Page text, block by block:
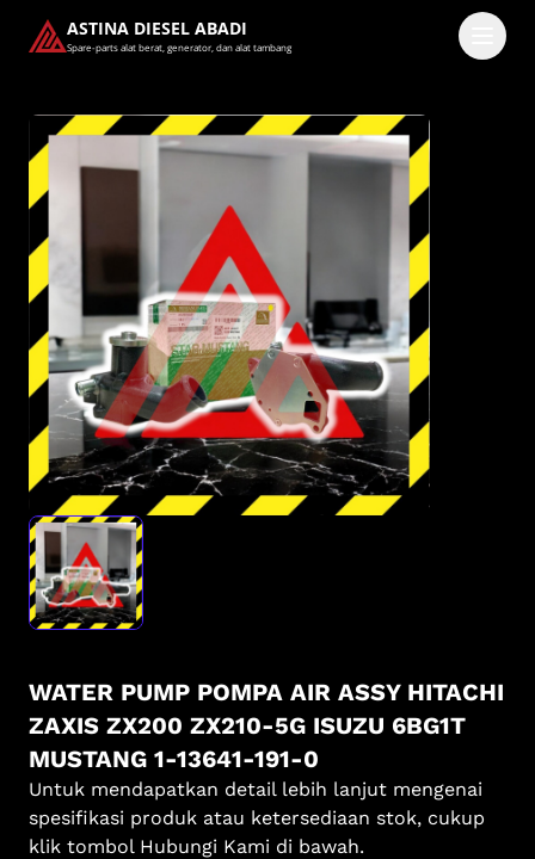
ASTINA DIESEL ABADI
Spare-parts alat berat, generator, dan alat tambang
Masuk
Lanjutkan dengan Google
Dengan melanjutkan, kamu telah membaca dan setuju
denganKetentuan LayanandanKebijakan Privasi kami.
WATER PUMP POMPA AIR ASSY HITACHI
ZAXIS ZX200 ZX210-5G ISUZU 6BG1T
MUSTANG 1-13641-191-0
Untuk mendapatkan detail lebih lanjut mengenai
spesifikasi produk atau ketersediaan stok, cukup
klik tombol Hubungi Kami di bawah.